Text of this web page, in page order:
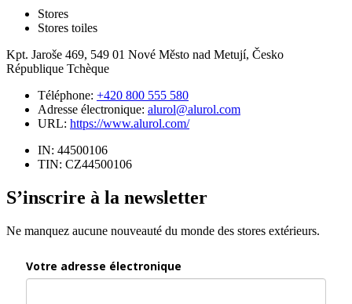
Stores
Stores toiles
Kpt. Jaroše 469, 549 01 Nové Město nad Metují, Česko
République Tchèque
Téléphone: +420 800 555 580
Adresse électronique: alurol@alurol.com
URL: https://www.alurol.com/
IN: 44500106
TIN: CZ44500106
S’inscrire à la newsletter
Ne manquez aucune nouveauté du monde des stores extérieurs.
Votre adresse électronique